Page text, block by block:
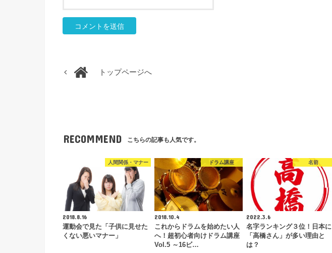
トップページへ
RECOMMEND こちらの記事も人気です。
人間関係・マナー
2018.8.16
運動会で見た「子供に見せた
くない悪いマナー」
ドラム講座
2018.10.4
これからドラムを始めたい人
へ！超初心者向けドラム講座
Vol.5 ～16ビ…
名前
2022.3.6
名字ランキング３位！日本に
「高橋さん」が多い理由と
は？